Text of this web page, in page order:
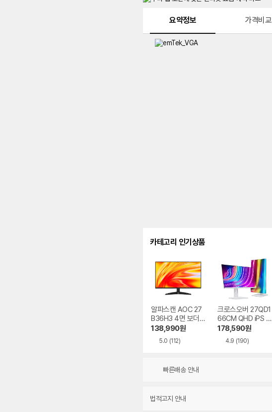
요약정보 가격비교
카테고리 인기상품
알파스캔 AOC 27
B36H3 4면 보더리
스 IPS 120 시력보
호 무결점
138,990원
5.0 (112)
크로스오버 27QD1
66CM QHD iPS U
SB-C 화이트 Ai 멀
티스탠드
178,590원
4.9 (190)
빠른배송 안내
법적고지 안내